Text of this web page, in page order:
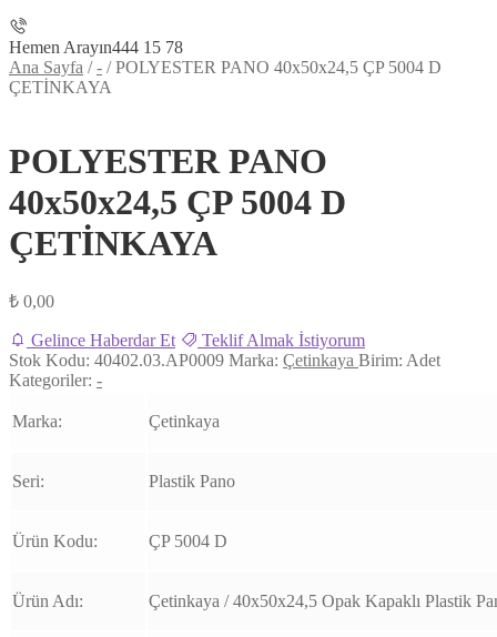
Hemen Arayın444 15 78
Ana Sayfa /- /POLYESTER PANO 40x50x24,5 ÇP 5004 D
ÇETİNKAYA
POLYESTER PANO
40x50x24,5 ÇP 5004 D
ÇETİNKAYA
₺ 0,00
Gelince Haberdar Et
Teklif Almak İstiyorum
Stok Kodu: 40402.03.AP0009 Marka: Çetinkaya Birim: Adet
Kategoriler: -
Marka: Çetinkaya
Seri: Plastik Pano
Ürün Kodu: ÇP 5004 D
Ürün Adı: Çetinkaya / 40x50x24,5 Opak Kapaklı Plastik